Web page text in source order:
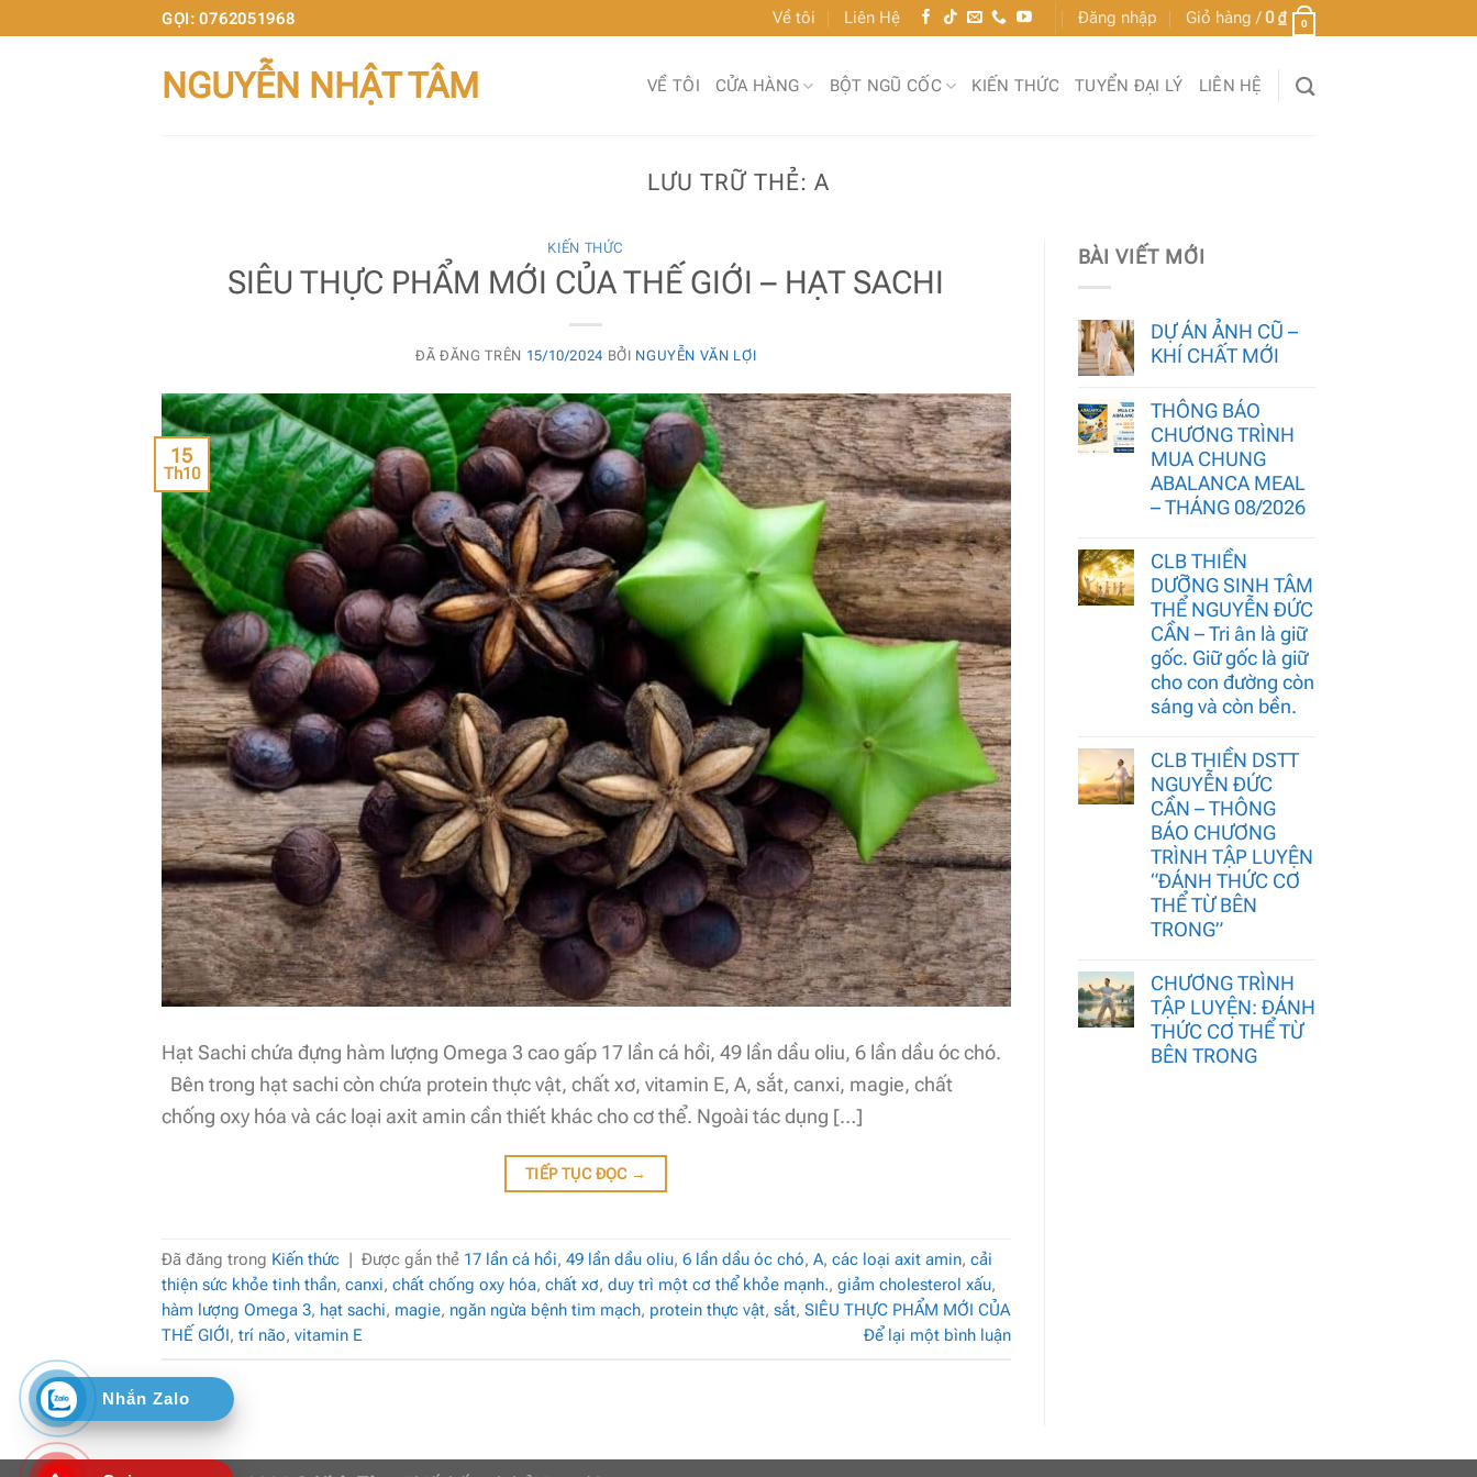
GỌI: 0762051968 Về tôi Liên Hệ Đăng nhập Giỏ hàng /0₫ 0
NGUYỄN NHẬT TÂM VỀ TÔI CỬA HÀNG BỘT NGŨ CỐC KIẾN THỨC TUYỂN ĐẠI LÝ LIÊN HỆ
LƯU TRỮ THẺ: A
KIẾN THỨC
SIÊU THỰC PHẨM MỚI CỦA THẾ GIỚI – HẠT SACHI
ĐÃ ĐĂNG TRÊN 15/10/2024 BỞI NGUYỄN VĂN LỢI
15
Th10
Hạt Sachi chứa đựng hàm lượng Omega 3 cao gấp 17 lần cá hồi, 49 lần dầu oliu, 6 lần dầu óc chó.
Bên trong hạt sachi còn chứa protein thực vật, chất xơ, vitamin E, A, sắt, canxi, magie, chất
chống oxy hóa và các loại axit amin cần thiết khác cho cơ thể. Ngoài tác dụng […]
TIẾP TỤC ĐỌC →
Đã đăng trong Kiến thức | Được gắn thẻ 17 lần cá hồi, 49 lần dầu oliu, 6 lần dầu óc chó, A, các loại axit amin, cải
thiện sức khỏe tinh thần, canxi, chất chống oxy hóa, chất xơ, duy trì một cơ thể khỏe mạnh., giảm cholesterol xấu,
hàm lượng Omega 3, hạt sachi, magie, ngăn ngừa bệnh tim mạch, protein thực vật, sắt, SIÊU THỰC PHẨM MỚI CỦA
THẾ GIỚI, trí não, vitamin E Để lại một bình luận
BÀI VIẾT MỚI
DỰ ÁN ẢNH CŨ –
KHÍ CHẤT MỚI
THÔNG BÁO
CHƯƠNG TRÌNH
MUA CHUNG
ABALANCA MEAL
– THÁNG 08/2026
CLB THIỀN
DƯỠNG SINH TÂM
THỂ NGUYỄN ĐỨC
CẦN – Tri ân là giữ
gốc. Giữ gốc là giữ
cho con đường còn
sáng và còn bền.
CLB THIỀN DSTT
NGUYỄN ĐỨC
CẦN – THÔNG
BÁO CHƯƠNG
TRÌNH TẬP LUYỆN
“ĐÁNH THỨC CƠ
THỂ TỪ BÊN
TRONG”
CHƯƠNG TRÌNH
TẬP LUYỆN: ĐÁNH
THỨC CƠ THỂ TỪ
BÊN TRONG
Nhắn Zalo